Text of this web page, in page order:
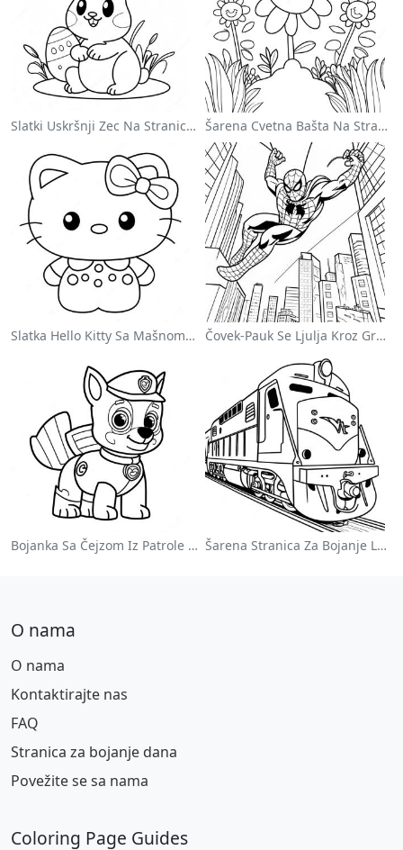
Slatki Uskršnji Zec Na Stranici Za Bojanje Šarena Cvetna Bašta Na Stranici Za Bojanje
Slatka Hello Kitty Sa Mašnom - Bojanka Čovek-Pauk Se Ljulja Kroz Grad - Bojanka
Bojanka Sa Čejzom Iz Patrole Pasa Šarena Stranica Za Bojanje Lokomotive
O nama
O nama
Kontaktirajte nas
FAQ
Stranica za bojanje dana
Povežite se sa nama
Coloring Page Guides